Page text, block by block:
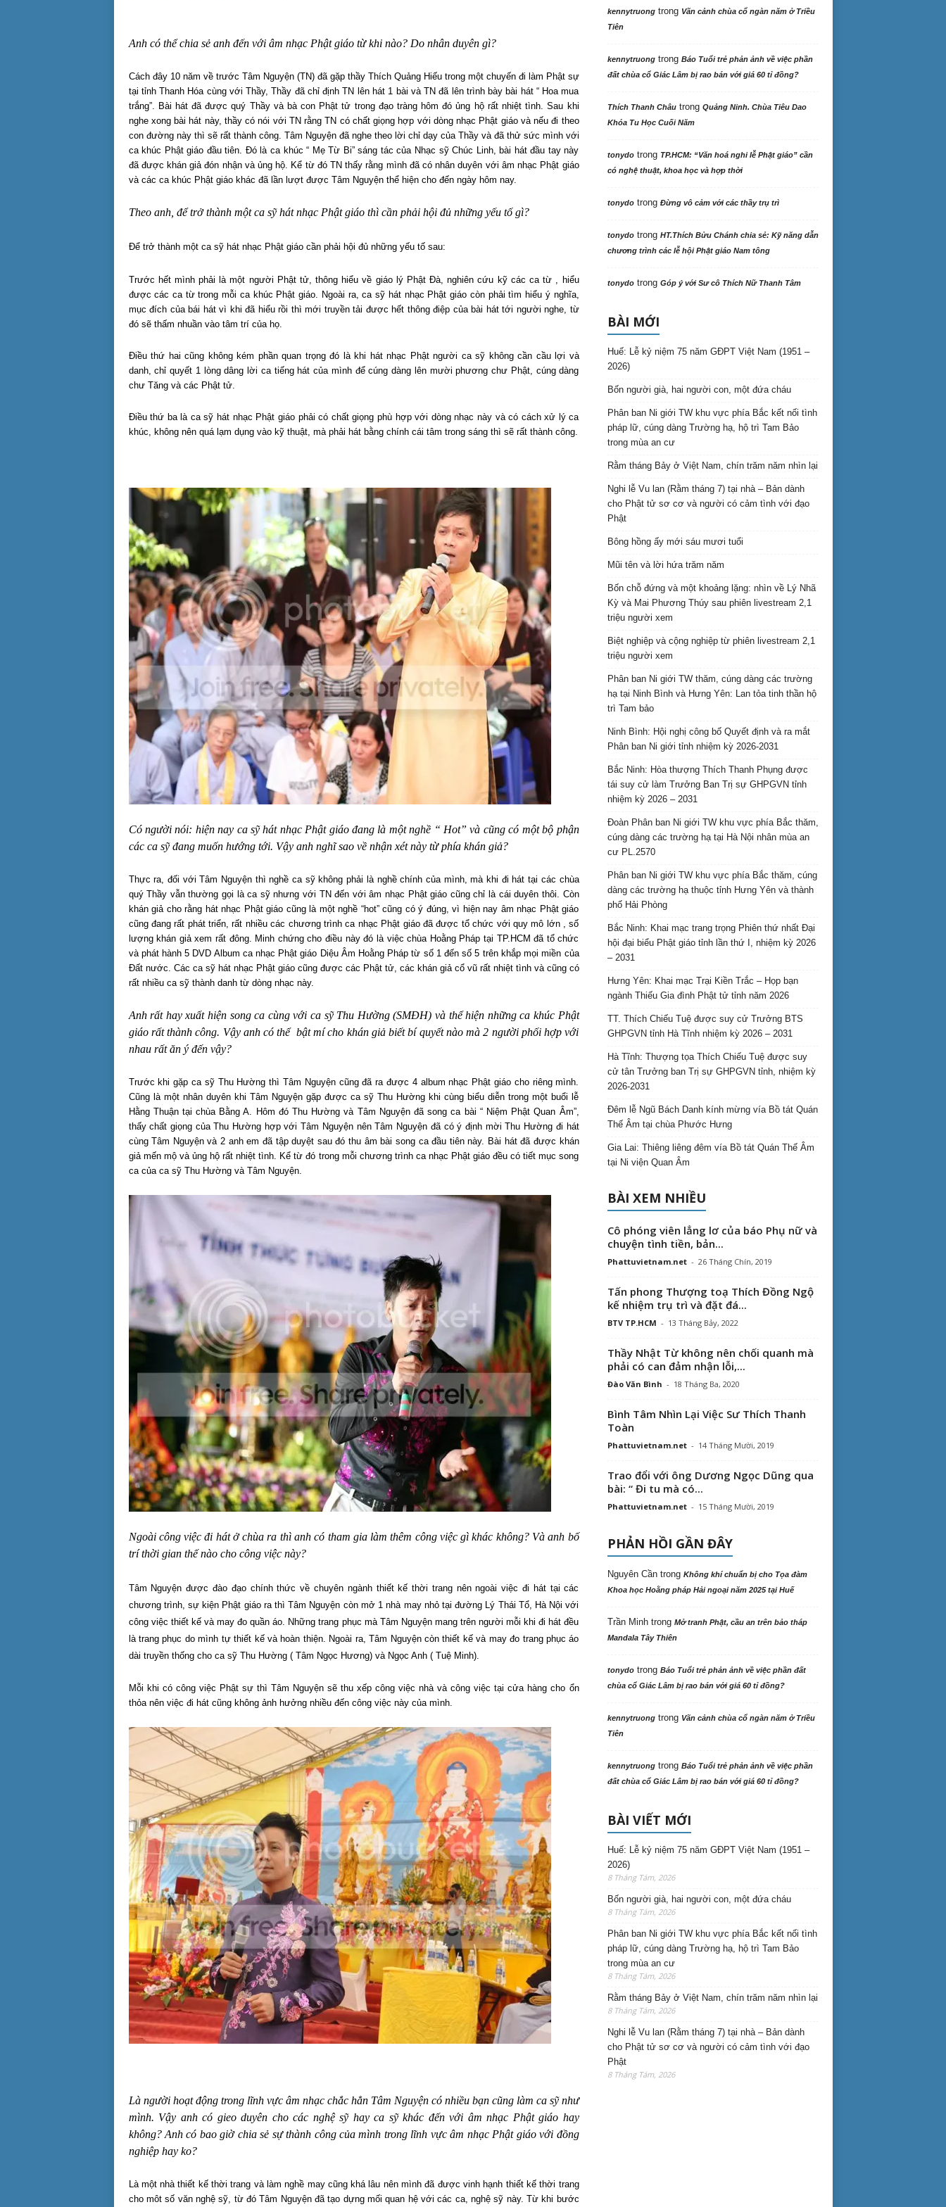
Anh có thể chia sẻ anh đến với âm nhạc Phật giáo từ khi nào? Do nhân duyên gì?
Cách đây 10 năm về trước Tâm Nguyện (TN) đã gặp thầy Thích Quảng Hiếu trong một chuyến đi làm Phật sự
tại tỉnh Thanh Hóa cùng với Thầy, Thầy đã chỉ định TN lên hát 1 bài và TN đã lên trình bày bài hát “ Hoa mua
trắng”. Bài hát đã được quý Thầy và bà con Phật tử trong đạo tràng hôm đó ủng hộ rất nhiệt tình. Sau khi
nghe xong bài hát này, thầy có nói với TN rằng TN có chất giọng hợp với dòng nhạc Phật giáo và nếu đi theo
con đường này thì sẽ rất thành công. Tâm Nguyện đã nghe theo lời chỉ dạy của Thầy và đã thử sức mình với
ca khúc Phật giáo đầu tiên. Đó là ca khúc “ Mẹ Từ Bi” sáng tác của Nhạc sỹ Chúc Linh, bài hát đầu tay này
đã được khán giả đón nhận và ủng hộ. Kể từ đó TN thấy rằng mình đã có nhân duyên với âm nhạc Phật giáo
và các ca khúc Phật giáo khác đã lần lượt được Tâm Nguyện thể hiện cho đến ngày hôm nay.
Theo anh, để trở thành một ca sỹ hát nhạc Phật giáo thì cần phải hội đủ những yếu tố gì?
Để trở thành một ca sỹ hát nhạc Phật giáo cần phải hội đủ những yếu tố sau:
Trước hết mình phải là một người Phật tử, thông hiểu về giáo lý Phật Đà, nghiên cứu kỹ các ca từ , hiểu
được các ca từ trong mỗi ca khúc Phật giáo. Ngoài ra, ca sỹ hát nhạc Phật giáo còn phải tìm hiểu ý nghĩa,
mục đích của bái hát vì khi đã hiểu rồi thì mới truyền tải được hết thông điệp của bài hát tới người nghe, từ
đó sẽ thấm nhuần vào tâm trí của họ.
Điều thứ hai cũng không kém phần quan trọng đó là khi hát nhạc Phật người ca sỹ không cần cầu lợi và
danh, chỉ quyết 1 lòng dâng lời ca tiếng hát của mình để cúng dàng lên mười phương chư Phật, cúng dàng
chư Tăng và các Phật tử.
Điều thứ ba là ca sỹ hát nhạc Phật giáo phải có chất giọng phù hợp với dòng nhạc này và có cách xử lý ca
khúc, không nên quá lạm dụng vào kỹ thuật, mà phải hát bằng chính cái tâm trong sáng thì sẽ rất thành công.
Có người nói: hiện nay ca sỹ hát nhạc Phật giáo đang là một nghề “ Hot” và cũng có một bộ phận
các ca sỹ đang muốn hướng tới. Vậy anh nghĩ sao về nhận xét này từ phía khán giả?
Thực ra, đối với Tâm Nguyện thì nghề ca sỹ không phải là nghề chính của mình, mà khi đi hát tại các chùa
quý Thầy vẫn thường gọi là ca sỹ nhưng với TN đến với âm nhạc Phật giáo cũng chỉ là cái duyên thôi. Còn
khán giả cho rằng hát nhạc Phật giáo cũng là một nghề “hot” cũng có ý đúng, vì hiện nay âm nhạc Phật giáo
cũng đang rất phát triển, rất nhiều các chương trình ca nhạc Phật giáo đã được tổ chức với quy mô lớn , số
lượng khán giả xem rất đông. Minh chứng cho điều này đó là việc chùa Hoằng Pháp tại TP.HCM đã tổ chức
và phát hành 5 DVD Album ca nhạc Phật giáo Diệu Âm Hoằng Pháp từ số 1 đến số 5 trên khắp mọi miền của
Đất nước. Các ca sỹ hát nhạc Phật giáo cũng được các Phật tử, các khán giả cổ vũ rất nhiệt tình và cũng có
rất nhiều ca sỹ thành danh từ dòng nhạc này.
Anh rất hay xuất hiện song ca cùng với ca sỹ Thu Hường (SMĐH) và thể hiện những ca khúc Phật
giáo rất thành công. Vậy anh có thể bật mí cho khán giả biết bí quyết nào mà 2 người phối hợp với
nhau rất ăn ý đến vậy?
Trước khi gặp ca sỹ Thu Hường thì Tâm Nguyện cũng đã ra được 4 album nhạc Phật giáo cho riêng mình.
Cũng là một nhân duyên khi Tâm Nguyện gặp được ca sỹ Thu Hường khi cùng biểu diễn trong một buổi lễ
Hằng Thuận tại chùa Bằng A. Hôm đó Thu Hường và Tâm Nguyện đã song ca bài “ Niệm Phật Quan Âm”,
thấy chất giọng của Thu Hường hợp với Tâm Nguyện nên Tâm Nguyện đã có ý định mời Thu Hường đi hát
cùng Tâm Nguyện và 2 anh em đã tập duyệt sau đó thu âm bài song ca đầu tiên này. Bài hát đã được khán
giả mến mộ và ủng hộ rất nhiệt tình. Kể từ đó trong mỗi chương trình ca nhạc Phật giáo đều có tiết mục song
ca của ca sỹ Thu Hường và Tâm Nguyện.
Ngoài công việc đi hát ở chùa ra thì anh có tham gia làm thêm công việc gì khác không? Và anh bố
trí thời gian thế nào cho công việc này?
Tâm Nguyện được đào đạo chính thức về chuyên ngành thiết kế thời trang nên ngoài việc đi hát tại các
chương trình, sự kiện Phật giáo ra thì Tâm Nguyện còn mở 1 nhà may nhỏ tại đường Lý Thái Tổ, Hà Nội với
công việc thiết kế và may đo quần áo. Những trang phục mà Tâm Nguyện mang trên người mỗi khi đi hát đều
là trang phục do mình tự thiết kế và hoàn thiện. Ngoài ra, Tâm Nguyện còn thiết kế và may đo trang phục áo
dài truyền thống cho ca sỹ Thu Hường ( Tâm Ngọc Hương) và Ngọc Anh ( Tuệ Minh).
Mỗi khi có công việc Phật sự thì Tâm Nguyện sẽ thu xếp công việc nhà và công việc tại cửa hàng cho ổn
thỏa nên việc đi hát cũng không ảnh hưởng nhiều đến công việc này của mình.
Là người hoạt động trong lĩnh vực âm nhạc chắc hẳn Tâm Nguyện có nhiều bạn cũng làm ca sỹ như
mình. Vậy anh có gieo duyên cho các nghệ sỹ hay ca sỹ khác đến với âm nhạc Phật giáo hay
không? Anh có bao giờ chia sẻ sự thành công của mình trong lĩnh vực âm nhạc Phật giáo với đồng
nghiệp hay ko?
Là một nhà thiết kế thời trang và làm nghề may cũng khá lâu nên mình đã được vinh hạnh thiết kế thời trang
cho môt số văn nghệ sỹ, từ đó Tâm Nguyện đã tạo dựng mối quan hệ với các ca, nghệ sỹ này. Từ khi bước
kennytruongtrong Vãn cảnh chùa cổ ngàn năm ở Triều
Tiên
kennytruongtrong Báo Tuổi trẻ phản ảnh về việc phần
đất chùa cổ Giác Lâm bị rao bán với giá 60 tỉ đồng?
Thích Thanh Châutrong Quảng Ninh. Chùa Tiêu Dao
Khóa Tu Học Cuối Năm
tonydotrong TP.HCM: “Văn hoá nghi lễ Phật giáo” cần
có nghệ thuật, khoa học và hợp thời
tonydotrong Đừng vô cảm với các thầy trụ trì
tonydotrong HT.Thích Bửu Chánh chia sẻ: Kỹ năng dẫn
chương trình các lễ hội Phật giáo Nam tông
tonydotrong Góp ý với Sư cô Thích Nữ Thanh Tâm
BÀI MỚI
Huế: Lễ kỷ niệm 75 năm GĐPT Việt Nam (1951 –
2026)
Bốn người già, hai người con, một đứa cháu
Phân ban Ni giới TW khu vực phía Bắc kết nối tình
pháp lữ, cúng dàng Trường hạ, hộ trì Tam Bảo
trong mùa an cư
Rằm tháng Bảy ở Việt Nam, chín trăm năm nhìn lại
Nghi lễ Vu lan (Rằm tháng 7) tại nhà – Bản dành
cho Phật tử sơ cơ và người có cảm tình với đạo
Phật
Bông hồng ấy mới sáu mươi tuổi
Mũi tên và lời hứa trăm năm
Bốn chỗ đứng và một khoảng lặng: nhìn về Lý Nhã
Kỳ và Mai Phương Thúy sau phiên livestream 2,1
triệu người xem
Biệt nghiệp và cộng nghiệp từ phiên livestream 2,1
triệu người xem
Phân ban Ni giới TW thăm, cúng dàng các trường
hạ tại Ninh Bình và Hưng Yên: Lan tỏa tinh thần hộ
trì Tam bảo
Ninh Bình: Hội nghị công bố Quyết định và ra mắt
Phân ban Ni giới tỉnh nhiệm kỳ 2026-2031
Bắc Ninh: Hòa thượng Thích Thanh Phụng được
tái suy cử làm Trưởng Ban Trị sự GHPGVN tỉnh
nhiệm kỳ 2026 – 2031
Đoàn Phân ban Ni giới TW khu vực phía Bắc thăm,
cúng dàng các trường hạ tại Hà Nội nhân mùa an
cư PL.2570
Phân ban Ni giới TW khu vực phía Bắc thăm, cúng
dàng các trường hạ thuộc tỉnh Hưng Yên và thành
phố Hải Phòng
Bắc Ninh: Khai mạc trang trọng Phiên thứ nhất Đại
hội đại biểu Phật giáo tỉnh lần thứ I, nhiệm kỳ 2026
– 2031
Hưng Yên: Khai mạc Trại Kiền Trắc – Họp bạn
ngành Thiếu Gia đình Phật tử tỉnh năm 2026
TT. Thích Chiếu Tuệ được suy cử Trưởng BTS
GHPGVN tỉnh Hà Tĩnh nhiệm kỳ 2026 – 2031
Hà Tĩnh: Thượng tọa Thích Chiếu Tuệ được suy
cử tân Trưởng ban Trị sự GHPGVN tỉnh, nhiệm kỳ
2026-2031
Đêm lễ Ngũ Bách Danh kính mừng vía Bồ tát Quán
Thế Âm tại chùa Phước Hưng
Gia Lai: Thiêng liêng đêm vía Bồ tát Quán Thế Âm
tại Ni viện Quan Âm
BÀI XEM NHIỀU
Cô phóng viên lẳng lơ của báo Phụ nữ và
chuyện tình tiền, bản...
Phattuvietnam.net - 26 Tháng Chín, 2019
Tấn phong Thượng toạ Thích Đồng Ngộ
kế nhiệm trụ trì và đặt đá...
BTV TP.HCM - 13 Tháng Bảy, 2022
Thầy Nhật Từ không nên chối quanh mà
phải có can đảm nhận lỗi,...
Đào Văn Bình - 18 Tháng Ba, 2020
Bình Tâm Nhìn Lại Việc Sư Thích Thanh
Toàn
Phattuvietnam.net - 14 Tháng Mười, 2019
Trao đổi với ông Dương Ngọc Dũng qua
bài: “ Đi tu mà có...
Phattuvietnam.net - 15 Tháng Mười, 2019
PHẢN HỒI GẦN ĐÂY
Nguyên Cầntrong Không khí chuẩn bị cho Tọa đàm
Khoa học Hoằng pháp Hải ngoại năm 2025 tại Huế
Trần Minhtrong Mở tranh Phật, cầu an trên bảo tháp
Mandala Tây Thiên
tonydotrong Báo Tuổi trẻ phản ảnh về việc phần đất
chùa cổ Giác Lâm bị rao bán với giá 60 tỉ đồng?
kennytruongtrong Vãn cảnh chùa cổ ngàn năm ở Triều
Tiên
kennytruongtrong Báo Tuổi trẻ phản ảnh về việc phần
đất chùa cổ Giác Lâm bị rao bán với giá 60 tỉ đồng?
BÀI VIẾT MỚI
Huế: Lễ kỷ niệm 75 năm GĐPT Việt Nam (1951 –
2026)
8 Tháng Tám, 2026
Bốn người già, hai người con, một đứa cháu
8 Tháng Tám, 2026
Phân ban Ni giới TW khu vực phía Bắc kết nối tình
pháp lữ, cúng dàng Trường hạ, hộ trì Tam Bảo
trong mùa an cư
8 Tháng Tám, 2026
Rằm tháng Bảy ở Việt Nam, chín trăm năm nhìn lại
8 Tháng Tám, 2026
Nghi lễ Vu lan (Rằm tháng 7) tại nhà – Bản dành
cho Phật tử sơ cơ và người có cảm tình với đạo
Phật
8 Tháng Tám, 2026